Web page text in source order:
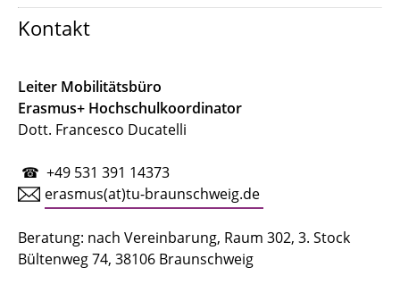
Kontakt
Leiter Mobilitätsbüro
Erasmus+ Hochschulkoordinator
Dott. Francesco Ducatelli
☎ +49 531 391 14373
erasmus(at)tu-braunschweig.de
Beratung: nach Vereinbarung, Raum 302, 3. Stock
Bültenweg 74, 38106 Braunschweig